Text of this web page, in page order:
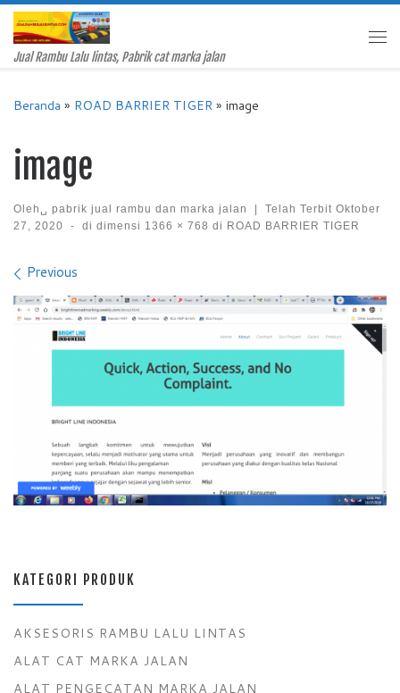
Skip to content
Jual Rambu Lalu lintas, Pabrik cat marka jalan
Beranda » ROAD BARRIER TIGER» image
image
Oleh␣ pabrik jual rambu dan marka jalan Telah Terbit Oktober
27, 2020
- di dimensi 1366 × 768 di ROAD BARRIER TIGER
Images navigation
Previous
KATEGORI PRODUK
AKSESORIS RAMBU LALU LINTAS
ALAT CAT MARKA JALAN
ALAT PENGECATAN MARKA JALAN